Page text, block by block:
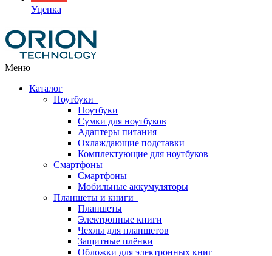
Уценка
Меню
Каталог
Ноутбуки
Ноутбуки
Сумки для ноутбуков
Адаптеры питания
Охлаждающие подставки
Комплектующие для ноутбуков
Смартфоны
Смартфоны
Мобильные аккумуляторы
Планшеты и книги
Планшеты
Электронные книги
Чехлы для планшетов
Защитные плёнки
Обложки для электронных книг